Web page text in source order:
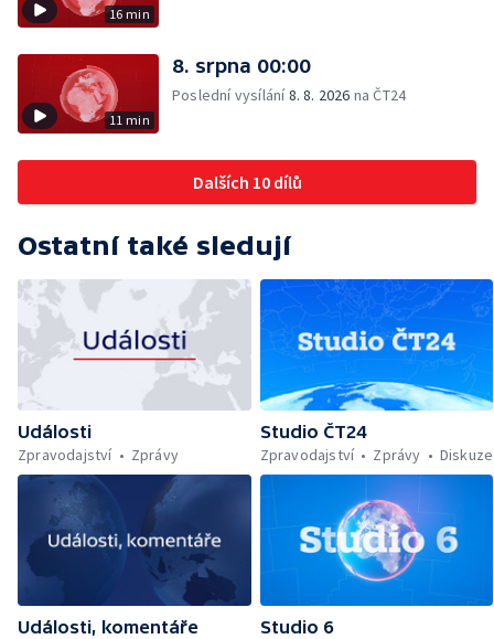
16 min
11 min
8. srpna 00:00
Poslední vysílání8. 8. 2026 na ČT24
Dalších 10 dílů
Ostatní také sledují
Události
Zpravodajství
Zprávy
Studio ČT24
Zpravodajství
Zprávy Diskuze
Události, komentáře
Studio 6